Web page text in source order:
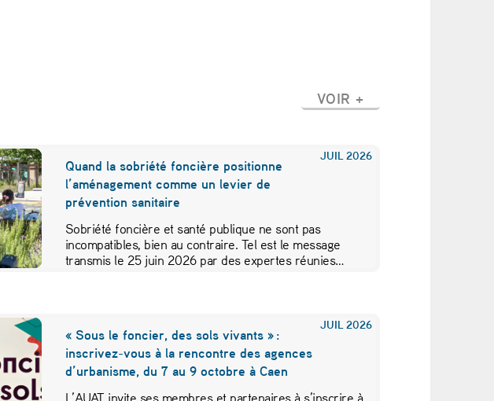
VOIR +
JUIL 2026
Quand la sobriété foncière positionne
l’aménagement comme un levier de
prévention sanitaire
Sobriété foncière et santé publique ne sont pas
incompatibles, bien au contraire. Tel est le message
transmis le 25 juin 2026 par des expertes réunies…
JUIL 2026
« Sous le foncier, des sols vivants » :
inscrivez-vous à la rencontre des agences
d’urbanisme, du 7 au 9 octobre à Caen
L’AUAT invite ses membres et partenaires à s’inscrire à